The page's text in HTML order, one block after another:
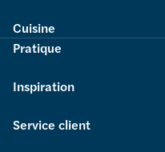
Cuisine
Pratique
Inspiration
Service client